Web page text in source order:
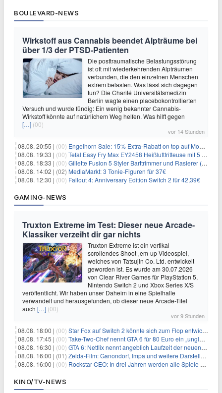
BOULEVARD-NEWS
Wirkstoff aus Cannabis beendet Alpträume bei
über 1/3 der PTSD-Patienten
Die posttraumatische Belastungsstörung
ist oft mit wiederkehrenden Alpträumen
verbunden, die den einzelnen Menschen
extrem belasten. Was lässt sich dagegen
tun? Die Charité Universitätsmedizin
Berlin wagte einen placebokontrollierten
Versuch und wurde fündig: Ein wenig bekannter Cannabis-
Wirkstoff könnte auf natürlichem Weg helfen. Was hilft gegen
[…] (00)
vor 14 Stunden
08.08. 20:55 | (00) Engelhorn Sale: 15% Extra-Rabatt on top auf Mode- und Sport-Artikel
08.08. 19:33 | (00) Tefal Easy Fry Max EY2458 Heißluftfritteuse mit 5 Litern für 64,99€
08.08. 18:33 | (00) Gillette Fusion 5 Styler Barttrimmer und Rasierer (All in One) für 16€
08.08. 14:02 | (02) MediaMarkt: 3 Tonie-Figuren für 37€
08.08. 12:30 | (00) Fallout 4: Anniversary Edition Switch 2 für 42,39€
GAMING-NEWS
Truxton Extreme im Test: Dieser neue Arcade-
Klassiker verzeiht dir gar nichts
Truxton Extreme ist ein vertikal
scrollendes Shoot-‚em-up-Videospiel,
welches von Tatsujin Co. Ltd. entwickelt
geworden ist. Es wurde am 30.07.2026
von Clear River Games für PlayStation 5,
Nintendo Switch 2 und Xbox Series X/S
veröffentlicht. Wir haben unser Daheim in eine Spielhalle
verwandelt und herausgefunden, ob dieser neue Arcade-Titel
auch […] (00)
vor 9 Stunden
08.08. 18:00 | (00) Star Fox auf Switch 2 könnte sich zum Flop entwickeln
08.08. 17:45 | (00) Take-Two-Chef nennt GTA 6 für 80 Euro ein „unglaubliches Schnäppchen“
08.08. 16:30 | (00) GTA 6: Netflix nennt angeblich Laufzeit der neuen Gameplay-Präsentation
08.08. 16:00 | (01) Zelda-Film: Ganondorf, Impa und weitere Darsteller sollen feststehen
08.08. 16:00 | (00) Rockstar-CEO: In drei Jahren werden alle Spiele gestreamt
KINO/TV-NEWS